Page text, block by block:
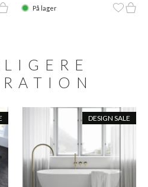
På lager
DESIGN SALE